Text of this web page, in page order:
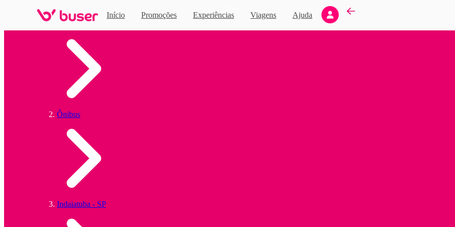
Início Promoções Experiências Viagens Ajuda
Ônibus
Indaiatuba - SP